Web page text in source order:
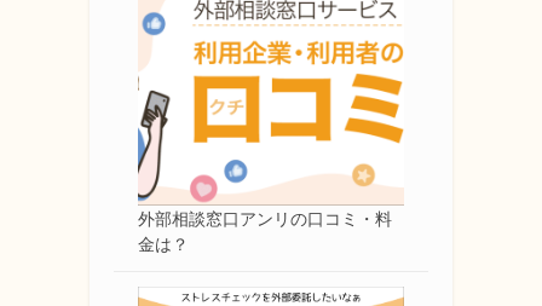
外部相談窓口アンリの口コミ・料
金は？